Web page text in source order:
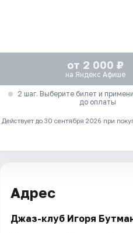
от 2 000 ₽
на Яндекс Афише
2 шаг. Выберите билет и
до оплаты
Действует до 30 сентября 2026 при
Адрес
Джаз-клуб Игоря